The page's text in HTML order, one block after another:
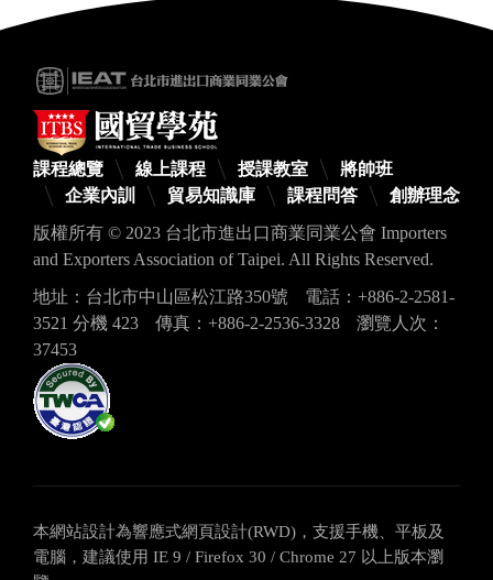
課程總覽 線上課程 授課教室
將帥班
企業內訓
貿易知識庫 課程問答
創辦理念
版權所有 © 2023 台北市進出口商業同業公會 Importers
and Exporters Association of Taipei. All Rights Reserved.
地址：台北市中山區松江路350號
電話：+886-2-2581-
3521 分機 423
傳真：+886-2-2536-3328
瀏覽人次：
37453
本網站設計為響應式網頁設計(RWD)，支援手機、平板及
電腦，建議使用 IE 9 / Firefox 30 / Chrome 27 以上版本瀏